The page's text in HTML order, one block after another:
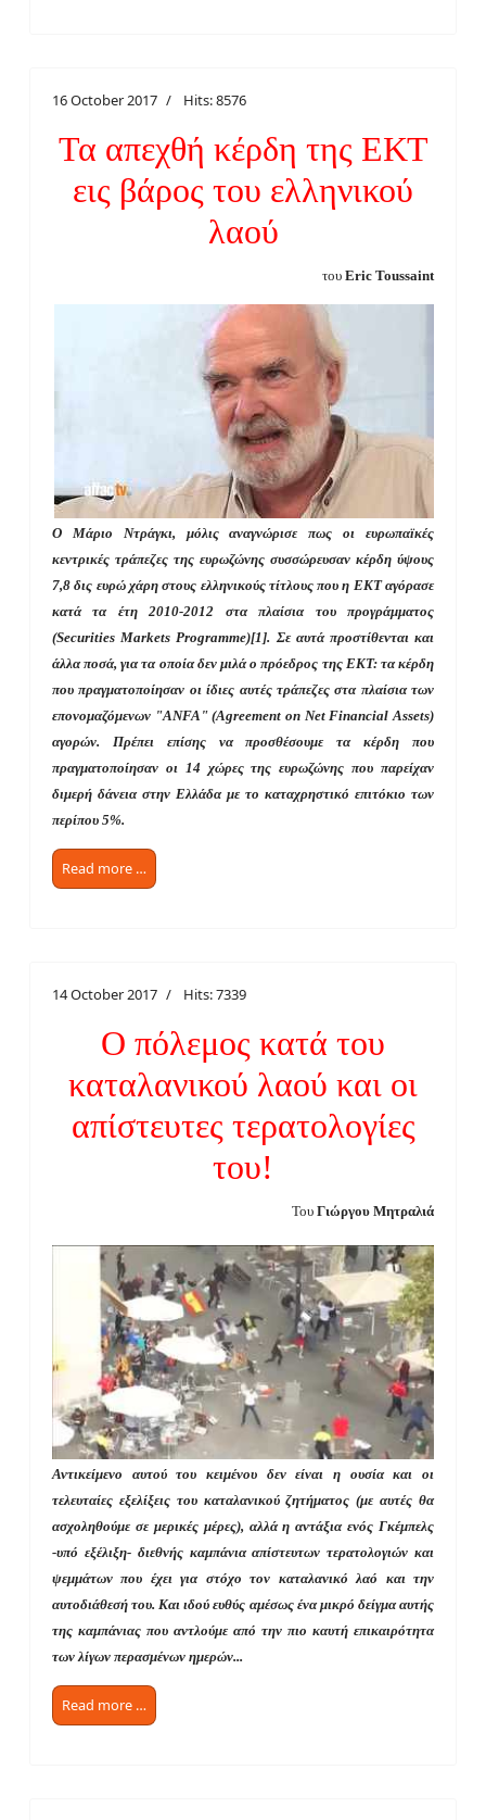
16 October 2017 Hits: 8576
Τα απεχθή κέρδη της ΕΚΤ
εις βάρος του ελληνικού
λαού
του Eric Toussaint
Ο Μάριο Ντράγκι, μόλις αναγνώρισε πως οι ευρωπαϊκές
κεντρικές τράπεζες της ευρωζώνης συσσώρευσαν κέρδη ύψους
7,8 δις ευρώ χάρη στους ελληνικούς τίτλους που η ΕΚΤ αγόρασε
κατά τα έτη 2010-2012 στα πλαίσια του προγράμματος
(Securities Markets Programme)[1 ]. Σε αυτά προστίθενται και
άλλα ποσά, για τα οποία δεν μιλά ο πρόεδρος της ΕΚΤ: τα κέρδη
που πραγματοποίησαν οι ίδιες αυτές τράπεζες στα πλαίσια των
επονομαζόμενων "ANFA"(Agreement on Net Financial Assets)
αγορών.
Πρέπει επίσης να προσθέσουμε τα κέρδη που
πραγματοποίησαν οι 14 χώρες της ευρωζώνης που παρείχαν
διμερή δάνεια στην Ελλάδα με το καταχρηστικό επιτόκιο των
περίπου 5%.
Read more …
14 October 2017 Hits: 7339
Ο πόλεμος κατά του
καταλανικού λαού και οι
απίστευτες τερατολογίες
του!
Του Γιώργου Μητραλιά
Αντικείμενο αυτού του κειμένου δεν είναι η ουσία και οι
τελευταίες εξελίξεις του καταλανικού ζητήματος (με αυτές θα
ασχοληθούμε σε μερικές μέρες), αλλά η αντάξια ενός Γκέμπελς
-υπό εξέλιξη- διεθνής καμπάνια απίστευτων τερατολογιών και
ψεμμάτων που έχει για στόχο τον καταλανικό λαό και την
αυτοδιάθεσή του. Και ιδού ευθύς αμέσως ένα μικρό δείγμα αυτής
της καμπάνιας που αντλούμε από την πιο καυτή επικαιρότητα
των λίγων περασμένων ημερών...
Read more …